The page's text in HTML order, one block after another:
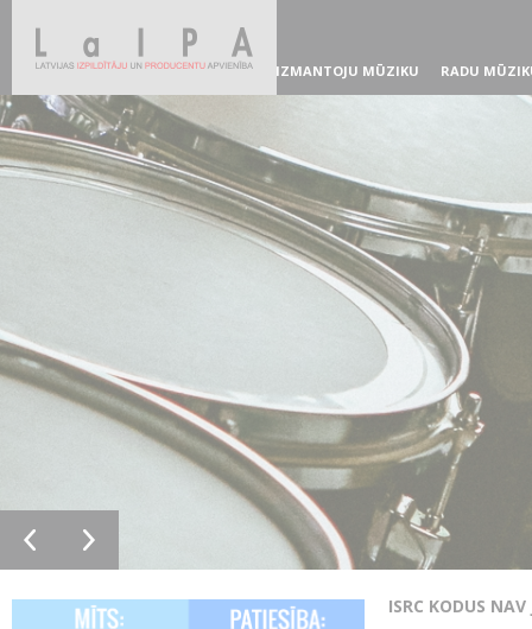
IZMANTOJU MŪZIKU RADU
ISRC KODUS